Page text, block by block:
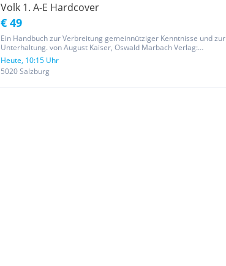
Volk 1. A-E Hardcover
€ 49
Ein Handbuch zur Verbreitung gemeinnütziger Kenntnisse und zur
Unterhaltung. von August Kaiser, Oswald Marbach Verlag:
München: Verlag Enzyklopädische Literatur, Faksimile der Augabe
Leipzig, F. A. Brockhaus 1837-1841. - Erschienen 1977. - 1238 Abb.
und...
Heute, 10:15 Uhr
5020 Salzburg